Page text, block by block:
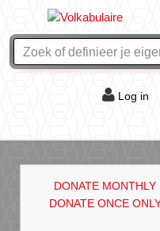
Log in
DONATE MONTHLY
DONATE ONCE